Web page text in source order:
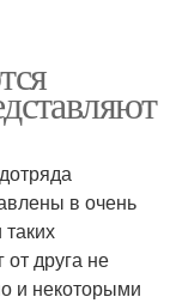
в очень
от друга не
и некоторыми